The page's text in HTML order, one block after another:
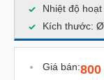
Nhiệt độ
Kích thước:
Giá bán: